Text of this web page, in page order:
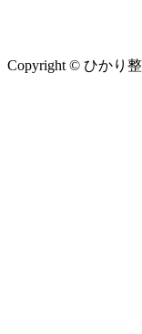
Copyright © ひかり整